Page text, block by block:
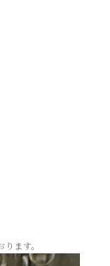
ます。